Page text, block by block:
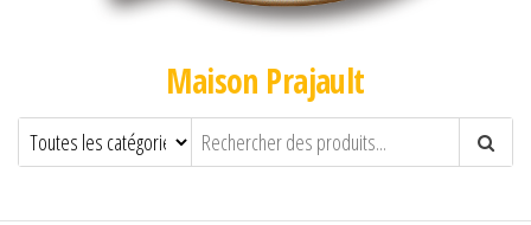
Maison Prajault